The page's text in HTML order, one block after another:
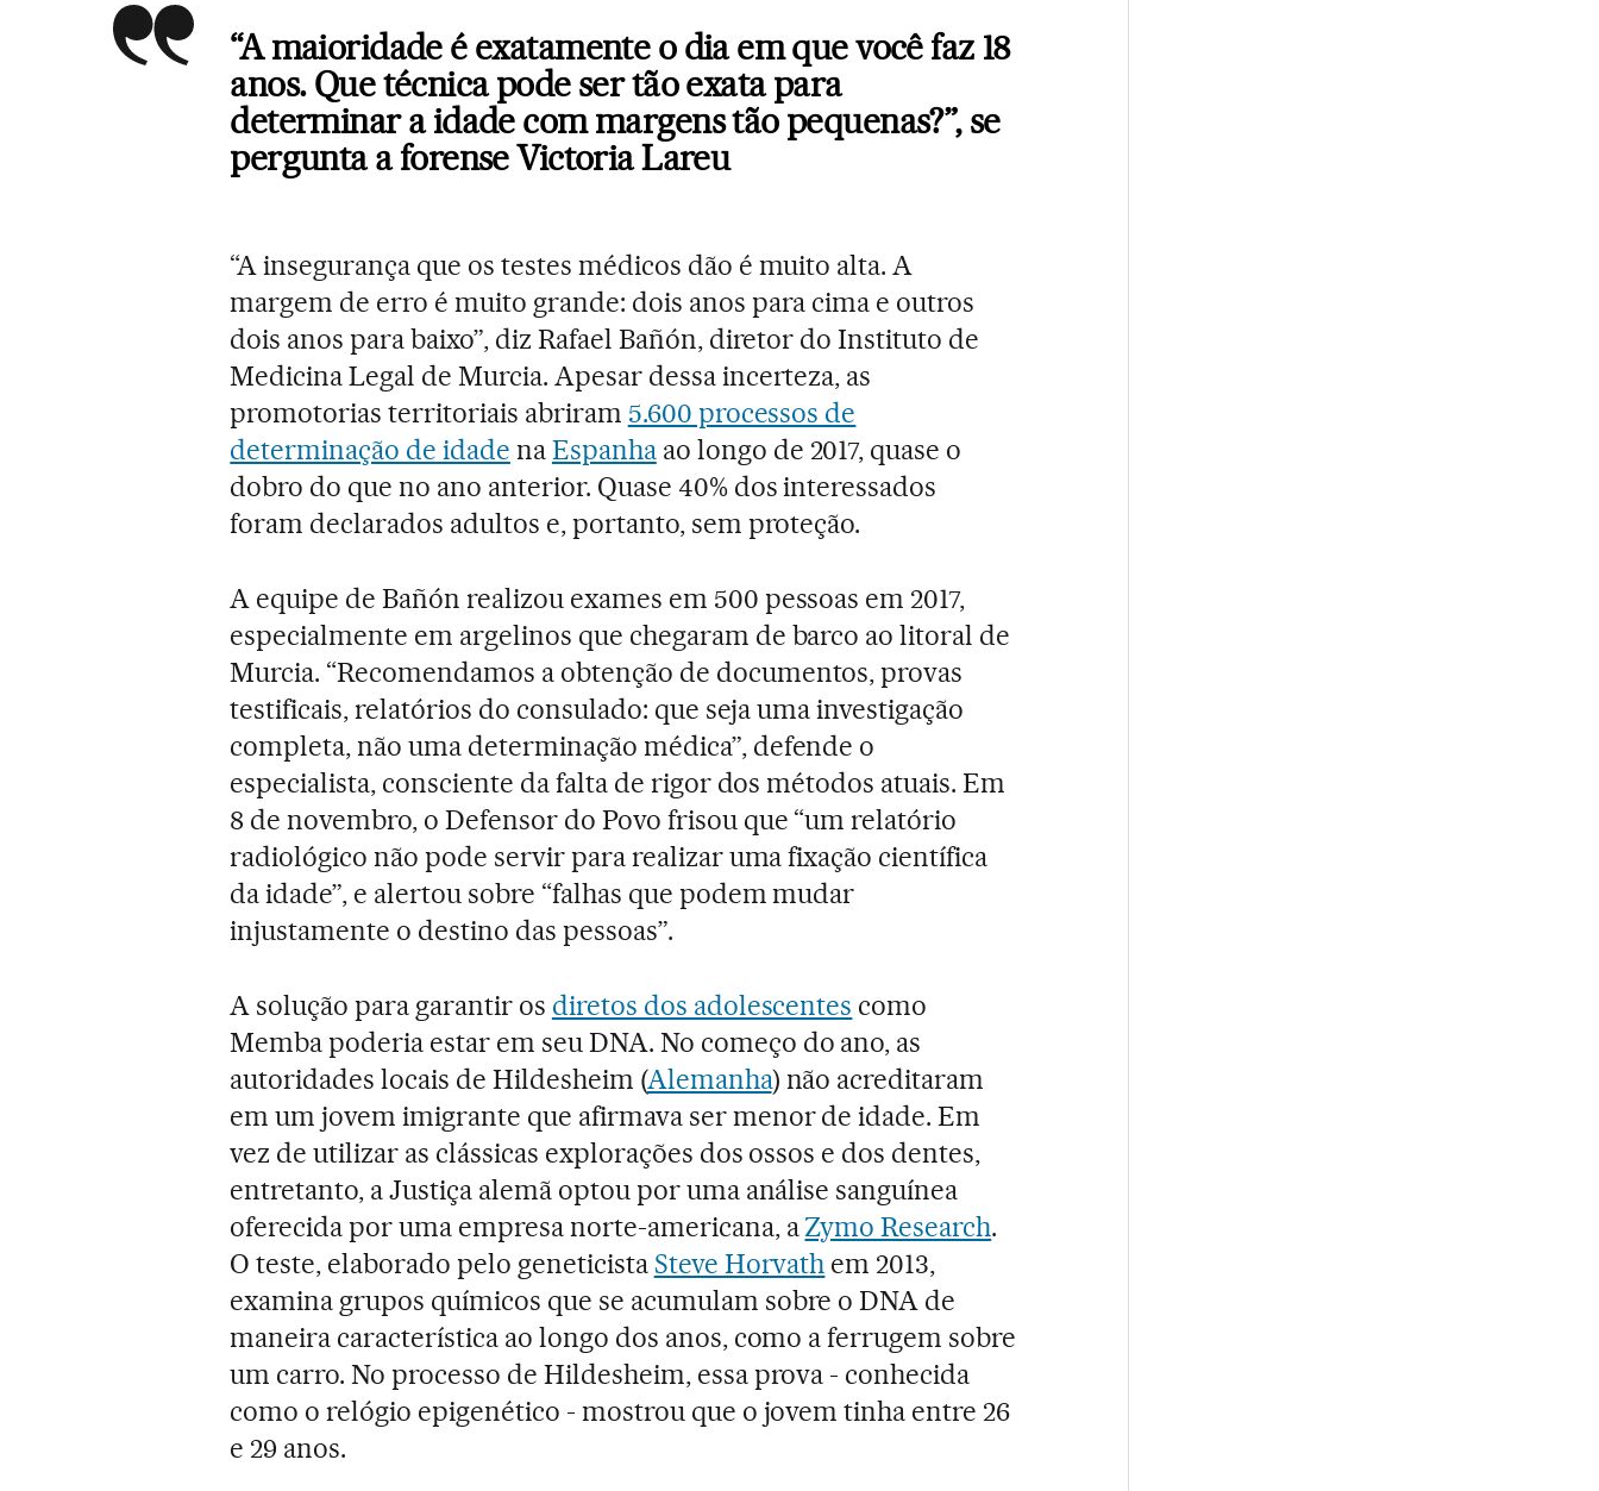
“A maioridade é exatamente o dia em que você faz 18
anos. Que técnica pode ser tão exata para
determinar a idade com margens tão pequenas?”, se
pergunta a forense Victoria Lareu
“A insegurança que os testes médicos dão é muito alta. A
margem de erro é muito grande: dois anos para cima e outros
dois anos para baixo”, diz Rafael Bañón, diretor do Instituto de
Medicina Legal de Murcia. Apesar dessa incerteza, as
promotorias territoriais abriram 5.600 processos de
determinação de idade naEspanhaao longo de 2017, quase o
dobro do que no ano anterior. Quase 40% dos interessados
foram declarados adultos e, portanto, sem proteção.
A equipe de Bañón realizou exames em 500 pessoas em 2017,
especialmente em argelinos que chegaram de barco ao litoral de
Murcia. “Recomendamos a obtenção de documentos, provas
testificais, relatórios do consulado: que seja uma investigação
completa, não uma determinação médica”, defende o
especialista, consciente da falta de rigor dos métodos atuais. Em
8 de novembro, o Defensor do Povo frisou que “um relatório
radiológico não pode servir para realizar uma fixação científica
da idade”, e alertou sobre “falhas que podem mudar
injustamente o destino das pessoas”.
A solução para garantir os diretos dos adolescentes como
Memba poderia estar em seu DNA. No começo do ano, as
autoridades locais de Hildesheim (Alemanha) não acreditaram
em um jovem imigrante que afirmava ser menor de idade. Em
vez de utilizar as clássicas explorações dos ossos e dos dentes,
entretanto, a Justiça alemã optou por uma análise sanguínea
oferecida por uma empresa norte-americana, aZymo Research.
O teste, elaborado pelo geneticista Steve Horvath em 2013,
examina grupos químicos que se acumulam sobre o DNA de
maneira característica ao longo dos anos, como a ferrugem sobre
um carro. No processo de Hildesheim, essa prova - conhecida
como o relógio epigenético - mostrou que o jovem tinha entre 26
e 29 anos.